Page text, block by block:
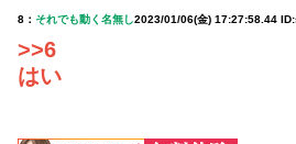
8： それでも動く名無し2023/01/06(金) 17:27:58.44
>>6
はい